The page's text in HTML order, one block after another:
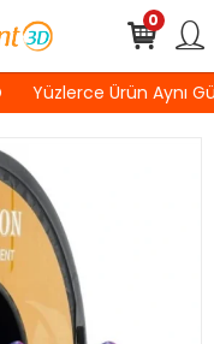
Yüzlerce Ürün Aynı
0